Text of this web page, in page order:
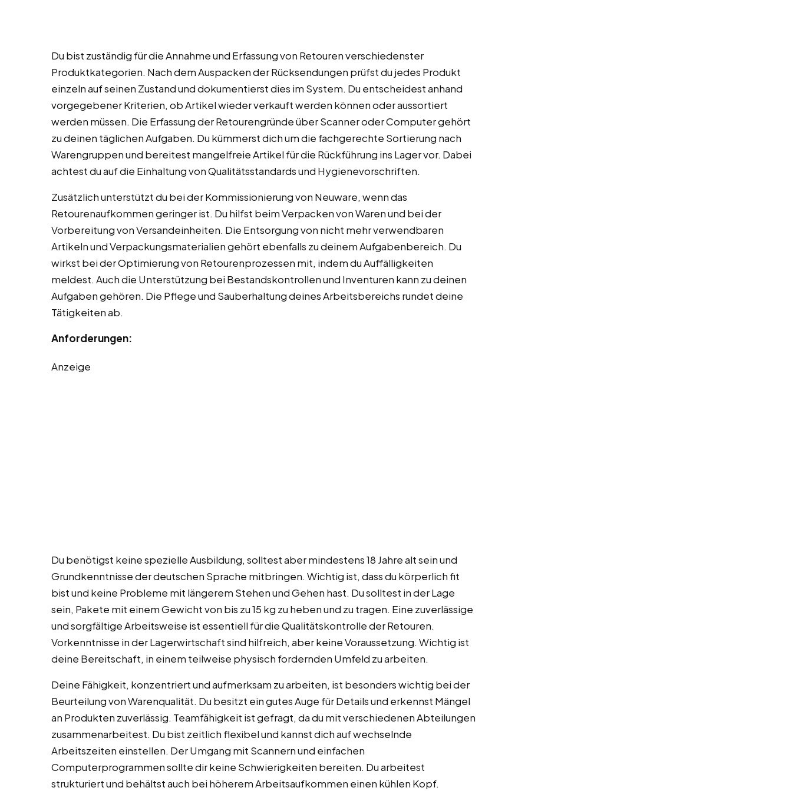
Du bist zuständig für die Annahme und Erfassung von Retouren verschiedenster
Produktkategorien. Nach dem Auspacken der Rücksendungen prüfst du jedes Produkt
einzeln auf seinen Zustand und dokumentierst dies im System. Du entscheidest anhand
vorgegebener Kriterien, ob Artikel wieder verkauft werden können oder aussortiert
werden müssen. Die Erfassung der Retourengründe über Scanner oder Computer gehört
zu deinen täglichen Aufgaben. Du kümmerst dich um die fachgerechte Sortierung nach
Warengruppen und bereitest mangelfreie Artikel für die Rückführung ins Lager vor. Dabei
achtest du auf die Einhaltung von Qualitätsstandards und Hygienevorschriften.
Zusätzlich unterstützt du bei der Kommissionierung von Neuware, wenn das
Retourenaufkommen geringer ist. Du hilfst beim Verpacken von Waren und bei der
Vorbereitung von Versandeinheiten. Die Entsorgung von nicht mehr verwendbaren
Artikeln und Verpackungsmaterialien gehört ebenfalls zu deinem Aufgabenbereich. Du
wirkst bei der Optimierung von Retourenprozessen mit, indem du Auffälligkeiten
meldest. Auch die Unterstützung bei Bestandskontrollen und Inventuren kann zu deinen
Aufgaben gehören. Die Pflege und Sauberhaltung deines Arbeitsbereichs rundet deine
Tätigkeiten ab.
Anforderungen:
Anzeige
Du benötigst keine spezielle Ausbildung, solltest aber mindestens 18 Jahre alt sein und
Grundkenntnisse der deutschen Sprache mitbringen. Wichtig ist, dass du körperlich fit
bist und keine Probleme mit längerem Stehen und Gehen hast. Du solltest in der Lage
sein, Pakete mit einem Gewicht von bis zu 15 kg zu heben und zu tragen. Eine zuverlässige
und sorgfältige Arbeitsweise ist essentiell für die Qualitätskontrolle der Retouren.
Vorkenntnisse in der Lagerwirtschaft sind hilfreich, aber keine Voraussetzung. Wichtig ist
deine Bereitschaft, in einem teilweise physisch fordernden Umfeld zu arbeiten.
Deine Fähigkeit, konzentriert und aufmerksam zu arbeiten, ist besonders wichtig bei der
Beurteilung von Warenqualität. Du besitzt ein gutes Auge für Details und erkennst Mängel
an Produkten zuverlässig. Teamfähigkeit ist gefragt, da du mit verschiedenen Abteilungen
zusammenarbeitest. Du bist zeitlich flexibel und kannst dich auf wechselnde
Arbeitszeiten einstellen. Der Umgang mit Scannern und einfachen
Computerprogrammen sollte dir keine Schwierigkeiten bereiten. Du arbeitest
strukturiert und behältst auch bei höherem Arbeitsaufkommen einen kühlen Kopf.